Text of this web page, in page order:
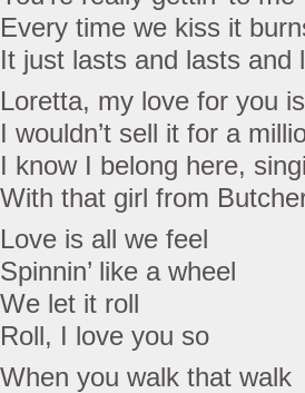
Every time we kiss it
It just lasts and lasts and
Loretta, my love for you
I wouldn’t sell it for a
I know I belong here,
With that girl from
Love is all we feel
Spinnin’ like a wheel
We let it roll
Roll, I love you so
When you walk that walk